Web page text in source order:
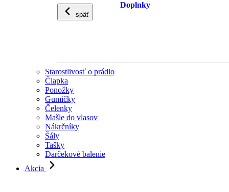
späť
Doplnky
Starostlivosť o prádlo
Čiapka
Ponožky
Gumičky
Čelenky
Mašle do vlasov
Nákrčníky
Šály
Tašky
Darčekové balenie
Akcia